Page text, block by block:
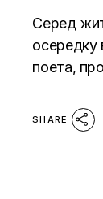
Серед
осередку
поета,
SHARE